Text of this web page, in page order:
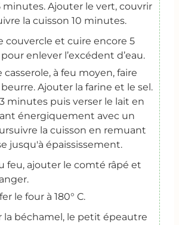
minutes. Ajouter le vert, couvrir
la cuisson 10 minutes.
couvercle et cuire encore 5
enlever l’excédent d’eau.
casserole, à feu moyen, faire
Ajouter la farine et le sel.
minutes puis verser le lait en
énergiquement avec un
la cuisson en remuant
jusqu'à épaississement.
feu, ajouter le comté râpé et
le four à 180° C.
la béchamel, le petit épeautre